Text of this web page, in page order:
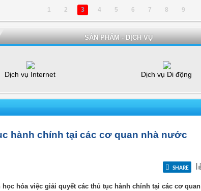
1 2 3 4 5 6 7 8 9
SẢN PHẨM - DỊCH VỤ
Dịch vụ Internet Dịch vụ Di động
hành chính tại các cơ quan nhà nước
SHARE
hóa việc giải quyết các thủ tục hành chính tại các cơ quan